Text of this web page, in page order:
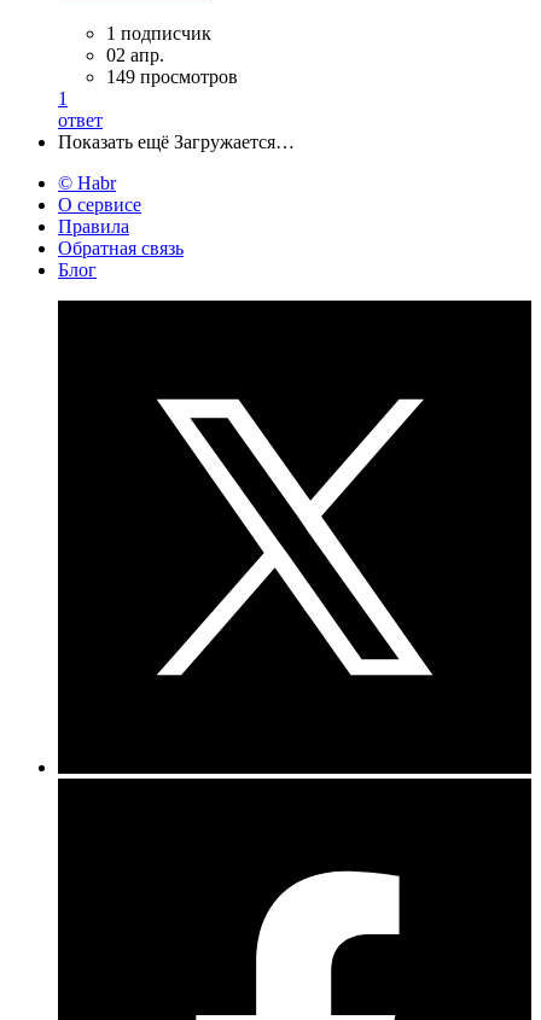
1 подписчик
02 апр.
149 просмотров
1
ответ
Показать ещё Загружается…
© Habr
О сервисе
Правила
Обратная связь
Блог